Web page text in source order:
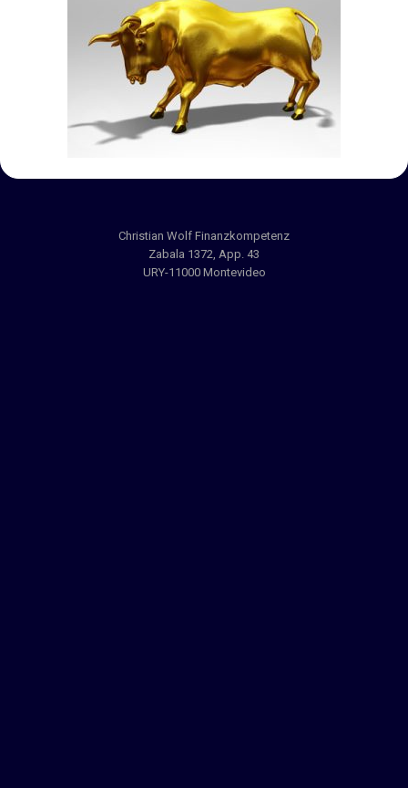
Christian Wolf Finanzkompetenz
Zabala 1372, App. 43
URY-11000 Montevideo